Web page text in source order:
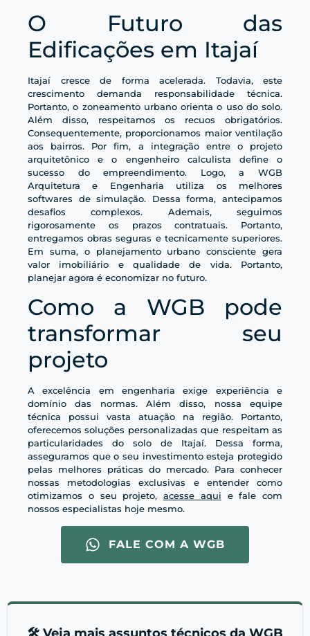
O Futuro das
Edificações em Itajaí
Itajaí cresce de forma acelerada. Todavia, este
crescimento demanda responsabilidade técnica.
Portanto, o zoneamento urbano orienta o uso do solo.
Além disso, respeitamos os recuos obrigatórios.
Consequentemente, proporcionamos maior ventilação
aos bairros. Por fim, a integração entre o projeto
arquitetônico e o engenheiro calculista define o
sucesso do empreendimento. Logo, a WGB
Arquitetura e Engenharia utiliza os melhores
softwares de simulação. Dessa forma, antecipamos
desafios complexos. Ademais, seguimos
rigorosamente os prazos contratuais. Portanto,
entregamos obras seguras e tecnicamente superiores.
Em suma, o planejamento urbano consciente gera
valor imobiliário e qualidade de vida. Portanto,
planejar agora é economizar no futuro.
Como a WGB pode
transformar seu
projeto
A excelência em engenharia exige experiência e
domínio das normas. Além disso, nossa equipe
técnica possui vasta atuação na região. Portanto,
oferecemos soluções personalizadas que respeitam as
particularidades do solo de Itajaí. Dessa forma,
asseguramos que o seu investimento esteja protegido
pelas melhores práticas do mercado. Para conhecer
nossas metodologias exclusivas e entender como
otimizamos o seu projeto, acesse aqui e fale com
nossos especialistas hoje mesmo.
FALE COM A WGB